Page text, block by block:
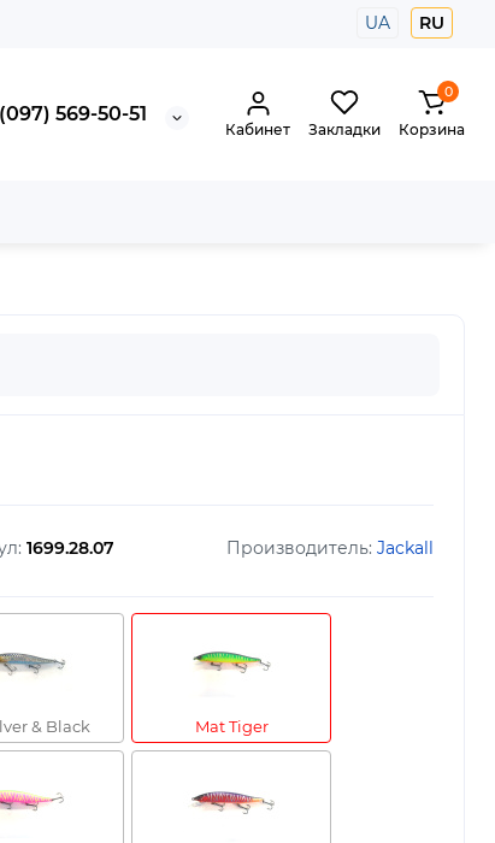
UA RU
(097) 569-50-51
Кабинет Закладки
0
Корзина
1699.28.07 Производитель: Jackall
& Black Mat Tiger